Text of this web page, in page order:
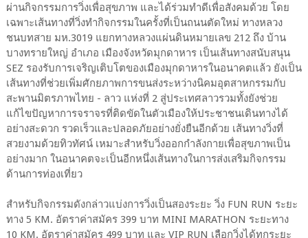
ผ่านกิจกรรมการวิ่งเพื่อสุขภาพ และได้ร่วมทำดีเพื่อสังคมด้วย โดย
เฉพาะเส้นทางที่วิ่งทำกิจกรรมในครั้งที่เป็นถนนตัดใหม่ ทางหลวง
ชนบทสาย มห.3019 แยกทางหลวงแผ่นดินหมายเลข 212 ถึง บ้าน
บางทรายใหญ่ อำเภอ เมืองจังหวัดมุกดาหาร​ เป็นเส้นทางสนับสนุน
SEZ รองรับการเจริญเติบโตของเมืองมุกดาหารในอนาคตแล้ว ยังเป็น
เส้นทางที่ช่วยเพิ่มศักยภาพการขนส่งระหว่างนิคมอุตสาหกรรมกับ
สะพานมิตรภาพไทย - ลาว แห่งที่ 2 สู่ประเทศลาวรวมทั้งยังช่วย
แก้ไขปัญหาการจราจรที่ติดขัดในตัวเมืองให้ประชาชนเดินทางได้
อย่างสะดวก รวดเร็วและปลอดภัยอย่างยั่งยืนอีกด้วย เส้นทางวิ่งที่
สวยงามด้วยทิวทัศน์ เหมาะสำหรับวิ่งออกกำลังกายเพื่อสุขภาพเป็น
อย่างมาก ในอนาคตจะเป็นอีกหนึ่งเส้นทางในการส่งเสริมกิจกรรม
ด้านการท่องเที่ยว
สำหรับกิจกรรมดังกล่าวแบ่งการวิ่งเป็นสองระยะ วิ่ง FUN RUN ระยะ
ทาง 5 KM. อัตราค่าสมัคร 399 บาท MINI MARATHON ระยะทาง
10 KM. อัตราค่าสมัคร 499 บาท และ VIP RUN เลือกวิ่งได้ทุกระยะ